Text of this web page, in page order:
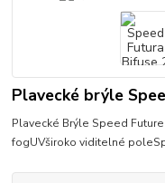
Plavecké brýle
Plavecké Brýle Speed
fogUVširoko viditelné